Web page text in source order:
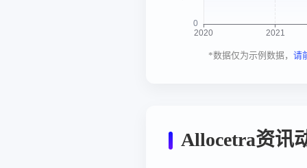
*数据仅为示例数据， 请
Allocetra资讯